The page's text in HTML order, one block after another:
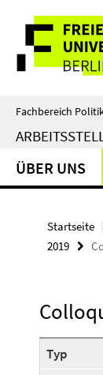
direkt
Inhalt
Service-
Navigation
Fachbereich
ÜBER UNS
Startseite
2019
Typ